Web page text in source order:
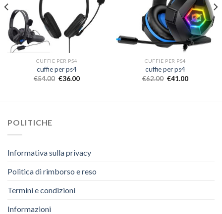
CUFFIE PER PS4
cuffie per ps4
€54.00 €36.00
CUFFIE PER PS4
cuffie per ps4
€62.00 €41.00
POLITICHE
Informativa sulla privacy
Politica di rimborso e reso
Termini e condizioni
Informazioni